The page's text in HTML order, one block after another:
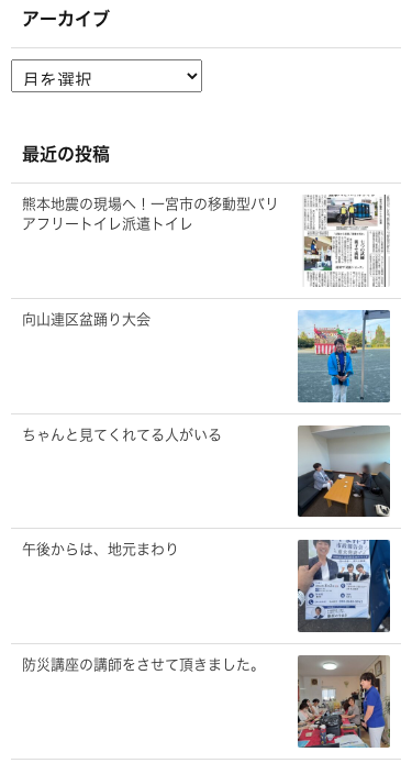
アーカイブ
ー
ブ
最近の投稿
熊本地震の現場へ！一宮市の移動型バリ
アフリートイレ派遣トイレ
向山連区盆踊り大会
ちゃんと見てくれてる人がいる
午後からは、地元まわり
防災講座の講師をさせて頂きました。